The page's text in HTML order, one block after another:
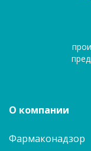
О компании
Фармаконадзор